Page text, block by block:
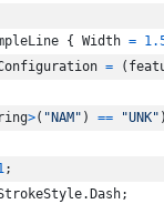
{ Width =
= (
>( "NAM" ) == "UNK"
;
. Dash;